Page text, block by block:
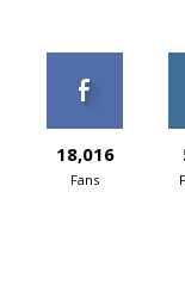
18,016
Fans